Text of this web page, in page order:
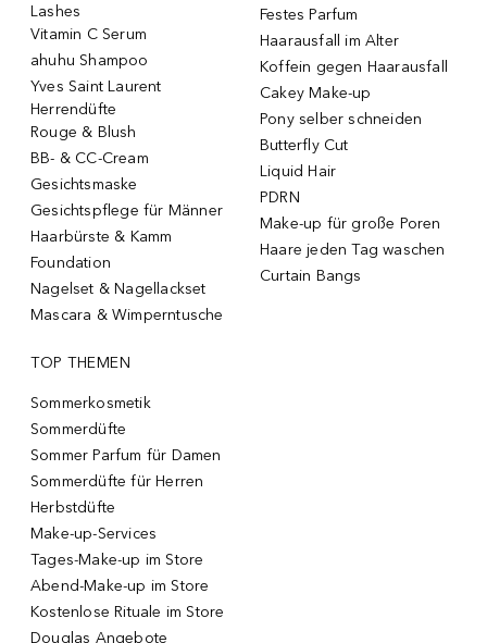
Lashes
Vitamin C Serum
ahuhu Shampoo
Yves Saint Laurent
Herrendüfte
Rouge & Blush
BB- & CC-Cream
Gesichtsmaske
Gesichtspflege für Männer
Haarbürste & Kamm
Foundation
Nagelset & Nagellackset
Mascara & Wimperntusche
Festes Parfum
Haarausfall im Alter
Koffein gegen Haarausfall
Cakey Make-up
Pony selber schneiden
Butterfly Cut
Liquid Hair
PDRN
Make-up für große Poren
Haare jeden Tag waschen
Curtain Bangs
TOP THEMEN
Sommerkosmetik
Sommerdüfte
Sommer Parfum für Damen
Sommerdüfte für Herren
Herbstdüfte
Make-up-Services
Tages-Make-up im Store
Abend-Make-up im Store
Kostenlose Rituale im Store
Douglas Angebote